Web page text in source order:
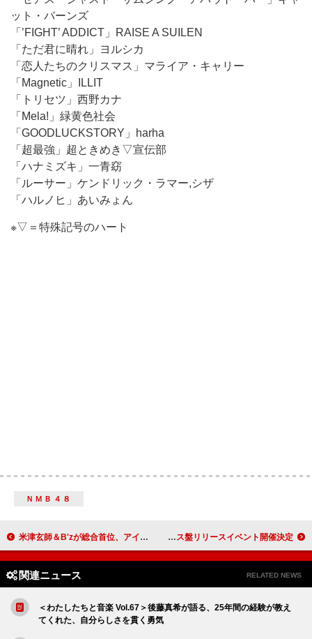
ット・バーンズ
「’FIGHT’ ADDICT」RAISE A SUILEN
「ただ君に晴れ」ヨルシカ
「恋人たちのクリスマス」マライア・キャリー
「Magnetic」ILLIT
「トリセツ」西野カナ
「Mela!」緑黄色社会
「GOODLUCKSTORY」harha
「超最強」超ときめき▽宣伝部
「ハナミズキ」一青窈
「ルーサー」ケンドリック・ラマー,シザ
「ハルノヒ」あいみょん
※▽＝特殊記号のハート
ＮＭＢ４８
米津玄師＆B'zが総合首位、アイナ初のストリーミング1億突破、INIが今年度＆自己最高の初週売上：今週の邦楽まとめニュース 甲田まひる、ニューAL『sweetest, me』より「STREET LIFE」MV公開＆デラックス盤リリースイベント開催決定
関連ニュース RELATED NEWS
＜わたしたちと音楽 Vol.67＞後藤真希が語る、25年間の経験が教え
てくれた、自分らしさを貫く勇気